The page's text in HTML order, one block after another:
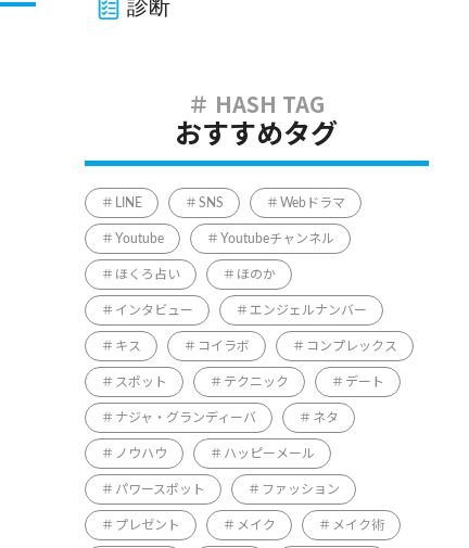
診断
おすすめタグ
LINE SNS Webドラマ
Youtube Youtubeチャンネル
ほくろ占い ほのか
インタビュー エンジェルナンバー
キス コイラボ コンプレックス
スポット テクニック デート
ナジャ・グランディーバ ネタ
ノウハウ ハッピーメール
パワースポット ファッション
プレゼント メイク メイク術